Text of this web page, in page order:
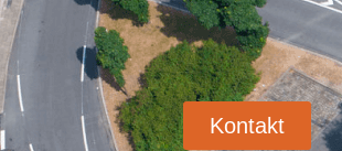
Kontakt